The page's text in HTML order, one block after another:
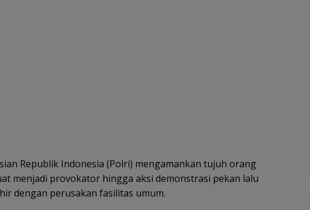
Republik Indonesia (Polri) mengamankan tujuh orang
menjadi provokator hingga aksi demonstrasi pekan lalu
dengan perusakan fasilitas umum.